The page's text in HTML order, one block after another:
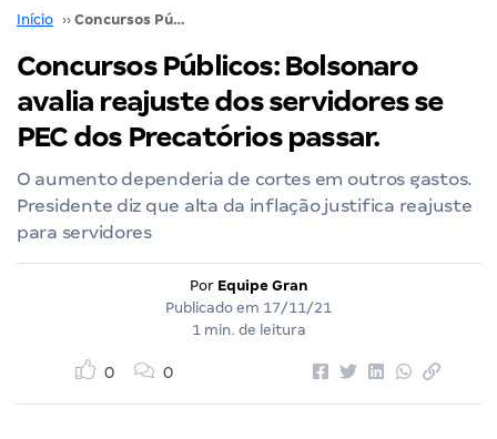
Início ›› Concursos Públicos: Bolsonaro avalia reajuste dos servidores se PEC dos Precatórios passar.
Concursos Públicos: Bolsonaro
avalia reajuste dos servidores se
PEC dos Precatórios passar.
O aumento dependeria de cortes em outros gastos.
Presidente diz que alta da inflação justifica reajuste
para servidores
Por Equipe Gran
Publicado em 17/11/21
1 min. de leitura
0 0